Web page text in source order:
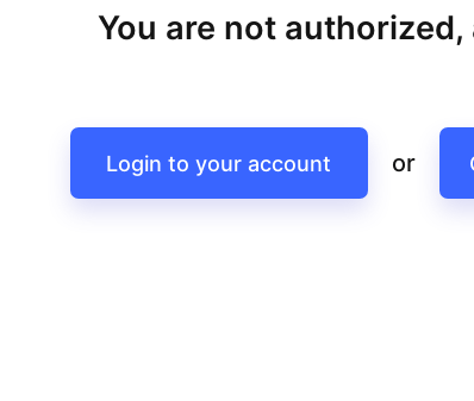
You are not
Login to your account or